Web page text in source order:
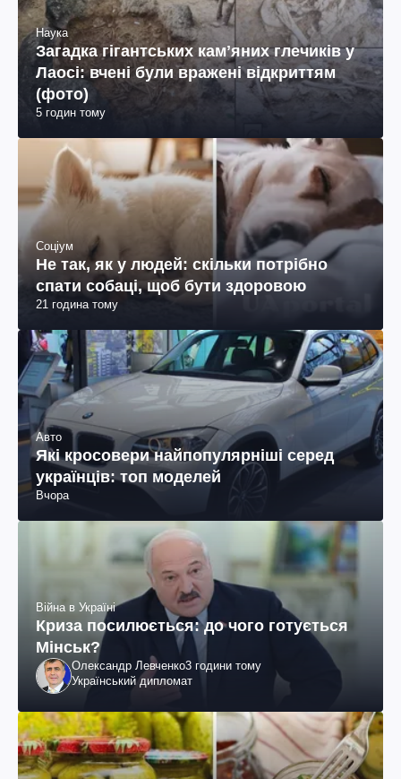
Наука
Загадка гігантських камʼяних глечиків у
Лаосі: вчені були вражені відкриттям
(фото)
5 годин тому
Соціум
Не так, як у людей: скільки потрібно
спати собаці, щоб бути здоровою
21 година тому
Авто
Які кросовери найпопулярніші серед
українців: топ моделей
Вчора
Війна в Україні
Криза посилюється: до чого готується
Мінськ?
Олександр Левченко3 години тому
Український дипломат